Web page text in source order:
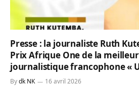
Presse : la journaliste Ruth
Prix Afrique One de la
journalistique francophone «
Bydk NK 16 avril 2026